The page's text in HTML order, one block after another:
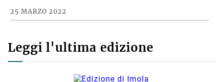
25 MARZO 2022
Leggi l'ultima edizione